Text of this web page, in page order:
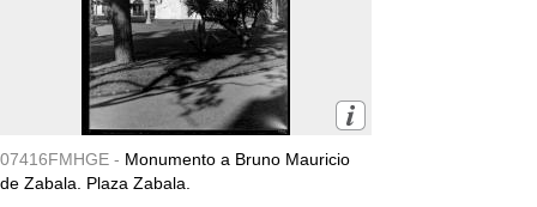
07416FMHGE - Monumento a Bruno Mauricio
de Zabala. Plaza Zabala.